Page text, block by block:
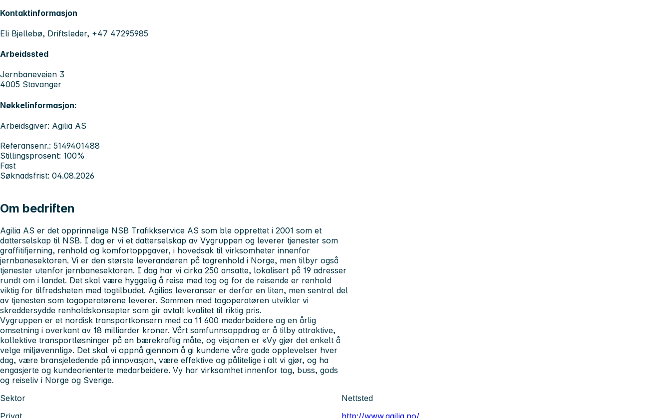
Kontaktinformasjon
Eli Bjellebø, Driftsleder, +47 47295985
Arbeidssted
Jernbaneveien 3
4005 Stavanger
Nøkkelinformasjon:
Arbeidsgiver: Agilia AS
Referansenr.: 5149401488
Stillingsprosent: 100%
Fast
Søknadsfrist: 04.08.2026
Om bedriften
Agilia AS er det opprinnelige NSB Trafikkservice AS som ble opprettet i 2001 som et
datterselskap til NSB. I dag er vi et datterselskap av Vygruppen og leverer tjenester som
graffitifjerning, renhold og komfortoppgaver, i hovedsak til virksomheter innenfor
jernbanesektoren. Vi er den største leverandøren på togrenhold i Norge, men tilbyr også
tjenester utenfor jernbanesektoren. I dag har vi cirka 250 ansatte, lokalisert på 19 adresser
rundt om i landet. Det skal være hyggelig å reise med tog og for de reisende er renhold
viktig for tilfredsheten med togtilbudet. Agilias leveranser er derfor en liten, men sentral del
av tjenesten som togoperatørene leverer. Sammen med togoperatøren utvikler vi
skreddersydde renholdskonsepter som gir avtalt kvalitet til riktig pris.
Vygruppen er et nordisk transportkonsern med ca 11 600 medarbeidere og en årlig
omsetning i overkant av 18 milliarder kroner. Vårt samfunnsoppdrag er å tilby attraktive,
kollektive transportløsninger på en bærekraftig måte, og visjonen er «Vy gjør det enkelt å
velge miljøvennlig». Det skal vi oppnå gjennom å gi kundene våre gode opplevelser hver
dag, være bransjeledende på innovasjon, være effektive og pålitelige i alt vi gjør, og ha
engasjerte og kundeorienterte medarbeidere. Vy har virksomhet innenfor tog, buss, gods
og reiseliv i Norge og Sverige.
Sektor
Privat
Nettsted
http://www.agilia.no/